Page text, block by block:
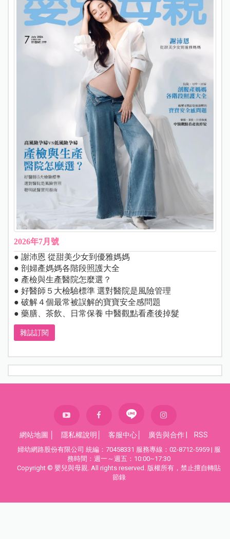
2026年7月號
● 謝沛恩 從甜美少女到優雅媽媽
● 剖婦產媽媽各階段照護大全
● 產檢與生產醫院怎麼選？
● 好醫師５大檢驗標準 選對醫院是風險管理
● 破解４個最常被誤解的寶寶安全感問題
● 藥膳、茶飲、日常保養 中醫觀點看產後掉髮
雜誌訂閱
網站地圖 隱私權說明 客服中心 廣告與合作| RSS
婦幼網路股份有限公司 統編：70458331 服務專線：02-8712-5959 | 服
務時間：週一～週五：10:00~17:30
Copyright © 嬰兒與母親. All rights reserved. 版權所有，禁止擅自轉貼
節錄